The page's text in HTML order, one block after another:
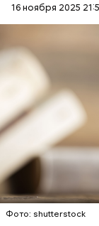
16 ноября 2025
Фото: shutterstock
Противень
190 градусов.
25–30 минут.